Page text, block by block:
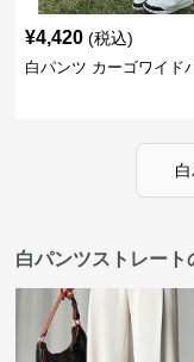
¥4,420 (税込)
白パンツ カーゴワイド
白パンツストレート